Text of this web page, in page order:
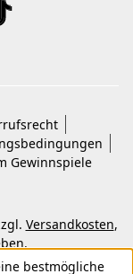
Gewinnspiele
Versandkosten,
vorbehalten.
bestmögliche